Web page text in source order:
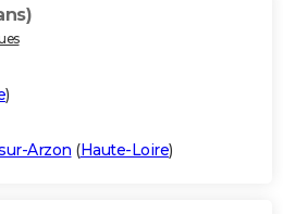
)
Arzon (Haute-Loire)